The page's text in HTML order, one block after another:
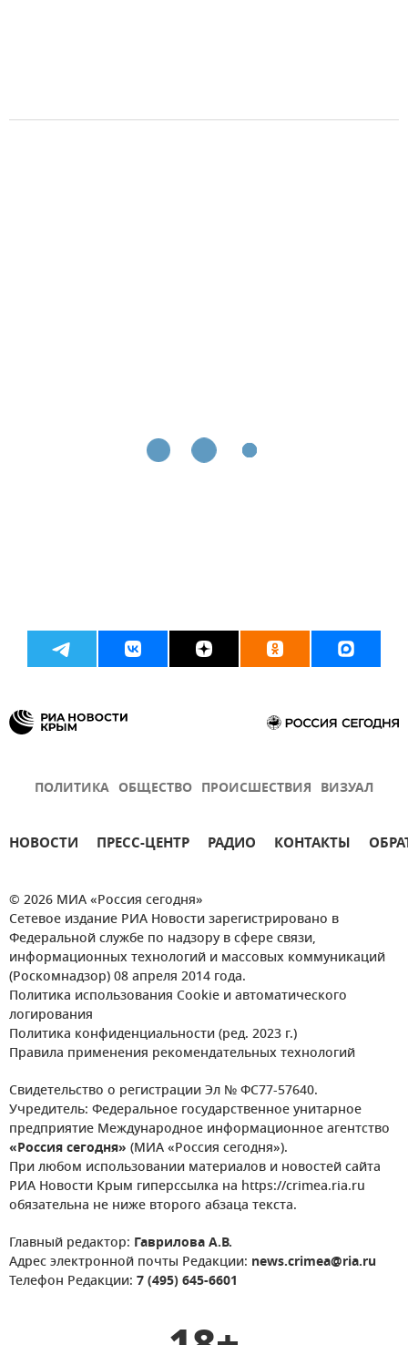
ПОЛИТИКА ОБЩЕСТВО ПРОИСШЕСТВИЯ ВИЗУАЛ
НОВОСТИ ПРЕСС-ЦЕНТР РАДИО КОНТАКТЫ
© 2026 МИА «Россия сегодня»
Сетевое издание РИА Новости зарегистрировано в
Федеральной службе по надзору в сфере связи,
информационных технологий и массовых коммуникаций
(Роскомнадзор) 08 апреля 2014 года.
Политика использования Cookie и автоматического
логирования
Политика конфиденциальности (ред. 2023 г.)
Правила применения рекомендательных технологий
Свидетельство о регистрации Эл № ФС77-57640.
Учредитель: Федеральное государственное унитарное
предприятие Международное информационное агентство
«Россия сегодня» (МИА «Россия сегодня»).
При любом использовании материалов и новостей сайта
РИА Новости Крым гиперссылка на https://crimea.ria.ru
обязательна не ниже второго абзаца текста.
Главный редактор: Гаврилова А.В.
Адрес электронной почты Редакции: news.crimea@ria.ru
Телефон Редакции: 7 (495) 645-6601